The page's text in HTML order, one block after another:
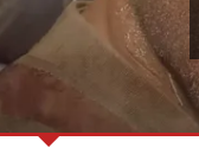
Soutěže
Databáze
Komunita